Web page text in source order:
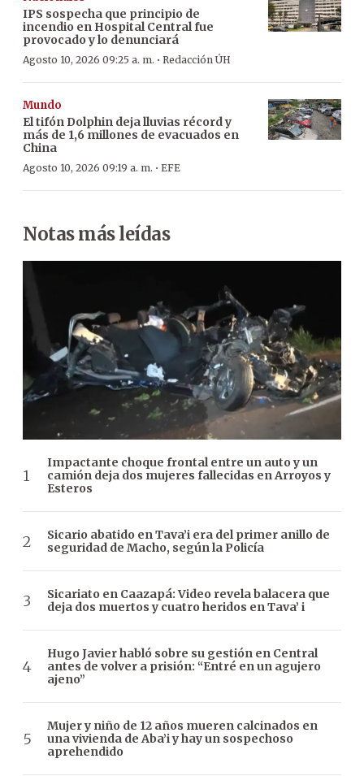
IPS sospecha que principio de
incendio en Hospital Central fue
provocado y lo denunciará
Agosto 10, 2026 09:25 a. m. · Redacción ÚH
Mundo
El tifón Dolphin deja lluvias récord y
más de 1,6 millones de evacuados en
China
Agosto 10, 2026 09:19 a. m. · EFE
Notas más leídas
Impactante choque frontal entre un auto y un
camión deja dos mujeres fallecidas en Arroyos y
Esteros
Sicario abatido en Tava’i era del primer anillo de
seguridad de Macho, según la Policía
Sicariato en Caazapá: Video revela balacera que
deja dos muertos y cuatro heridos en Tava’ i
Hugo Javier habló sobre su gestión en Central
antes de volver a prisión: “Entré en un agujero
ajeno”
Mujer y niño de 12 años mueren calcinados en
una vivienda de Aba’i y hay un sospechoso
aprehendido